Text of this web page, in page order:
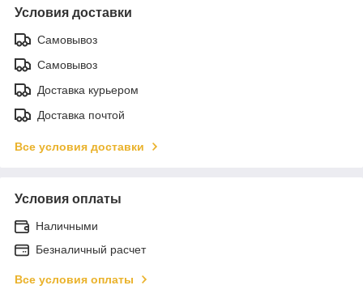
Условия доставки
Самовывоз
Самовывоз
Доставка курьером
Доставка почтой
Все условия доставки
Условия оплаты
Наличными
Безналичный расчет
Все условия оплаты